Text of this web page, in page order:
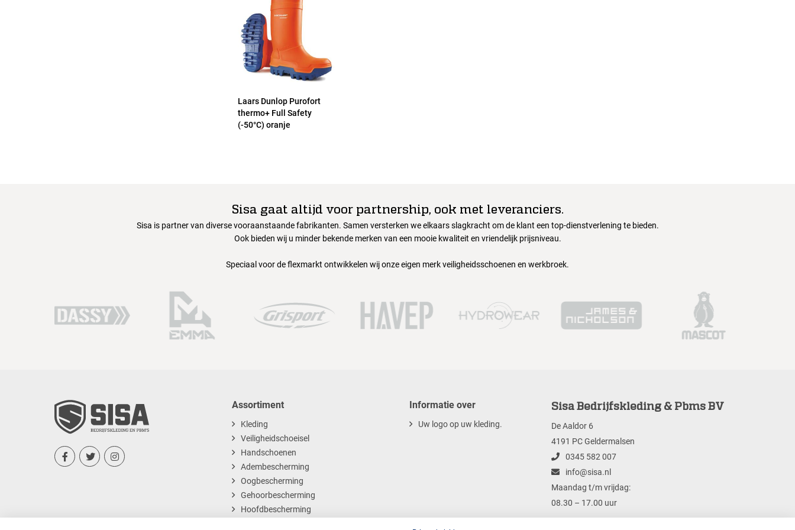
Laars Dunlop Purofort
thermo+ Full Safety
(-50°C) oranje
Sisa gaat altijd voor partnership, ook met leveranciers.
Sisa is partner van diverse vooraanstaande fabrikanten. Samen versterken we elkaars slagkracht om de klant een top-dienstverlening te bieden.
Ook bieden wij u minder bekende merken van een mooie kwaliteit en vriendelijk prijsniveau.
Speciaal voor de flexmarkt ontwikkelen wij onze eigen merk veiligheidsschoenen en werkbroek.
  
Assortiment
Kleding
Veiligheidschoeisel
Handschoenen
Adembescherming
Oogbescherming
Gehoorbescherming
Hoofdbescherming
Informatie over
Uw logo op uw kleding.
Sisa Bedrijfskleding & Pbms BV
De Aaldor 6
4191 PC Geldermalsen
0345 582 007
info@sisa.nl
Maandag t/m vrijdag:
08.30 – 17.00 uur